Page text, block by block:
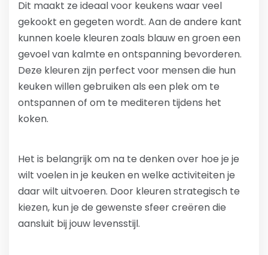
Dit maakt ze ideaal voor keukens waar veel
gekookt en gegeten wordt. Aan de andere kant
kunnen koele kleuren zoals blauw en groen een
gevoel van kalmte en ontspanning bevorderen.
Deze kleuren zijn perfect voor mensen die hun
keuken willen gebruiken als een plek om te
ontspannen of om te mediteren tijdens het
koken.
Het is belangrijk om na te denken over hoe je je
wilt voelen in je keuken en welke activiteiten je
daar wilt uitvoeren. Door kleuren strategisch te
kiezen, kun je de gewenste sfeer creëren die
aansluit bij jouw levensstijl.